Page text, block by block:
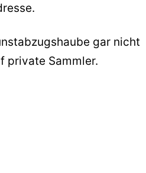
gar nicht
private Sammler.